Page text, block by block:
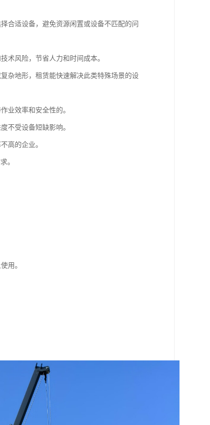
合适设备，避免资源闲置或设备不匹配的问
术风险，节省人力和时间成本。
杂地形，租赁能快速解决此类特殊场景的设
业效率和安全性的。
不受设备短缺影响。
高的企业。
。
用。